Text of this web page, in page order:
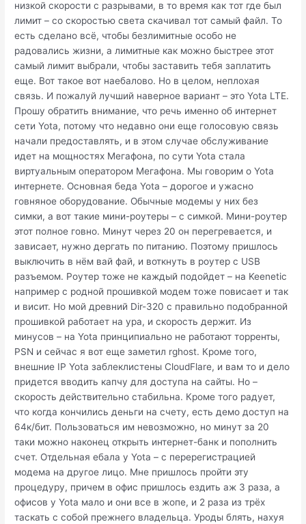
низкой скорости с разрывами, в то время как тот где был
лимит – со скоростью света скачивал тот самый файл. То
есть сделано всё, чтобы безлимитные особо не
радовались жизни, а лимитные как можно быстрее этот
самый лимит выбрали, чтобы заставить тебя заплатить
еще. Вот такое вот наебалово. Но в целом, неплохая
связь. И пожалуй лучший наверное вариант – это Yota LTE.
Прошу обратить внимание, что речь именно об интернет
сети Yota, потому что недавно они еще голосовую связь
начали предоставлять, и в этом случае обслуживание
идет на мощностях Мегафона, по сути Yota стала
виртуальным оператором Мегафона. Мы говорим о Yota
интернете. Основная беда Yota – дорогое и ужасно
говняное оборудование. Обычные модемы у них без
симки, а вот такие мини-роутеры – с симкой. Мини-роутер
этот полное говно. Минут через 20 он перегревается, и
зависает, нужно дергать по питанию. Поэтому пришлось
выключить в нём вай фай, и воткнуть в роутер с USB
разъемом. Роутер тоже не каждый подойдет – на Keenetic
например с родной прошивкой модем тоже повисает и так
и висит. Но мой древний Dir-320 с правильно подобранной
прошивкой работает на ура, и скорость держит. Из
минусов – на Yota принципиально не работают торренты,
PSN и сейчас я вот еще заметил rghost. Кроме того,
внешние IP Yota заблеклистены CloudFlare, и вам то и дело
придется вводить капчу для доступа на сайты. Но –
скорость действительно стабильна. Кроме того радует,
что когда кончились деньги на счету, есть демо доступ на
64к/бит. Пользоваться им невозможно, но минут за 20
таки можно наконец открыть интернет-банк и пополнить
счет. Отдельная ебала у Yota – с перерегистрацией
модема на другое лицо. Мне пришлось пройти эту
процедуру, причем в офис пришлось ездить аж 3 раза, а
офисов у Yota мало и они все в жопе, и 2 раза из трёх
таскать с собой прежнего владельца. Уроды блять, нахуя